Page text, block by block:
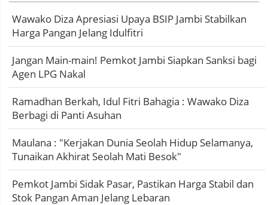
Wawako Diza Apresiasi Upaya BSIP Jambi Stabilkan
Harga Pangan Jelang Idulfitri
Jangan Main-main! Pemkot Jambi Siapkan Sanksi bagi
Agen LPG Nakal
Ramadhan Berkah, Idul Fitri Bahagia : Wawako Diza
Berbagi di Panti Asuhan
Maulana : "Kerjakan Dunia Seolah Hidup Selamanya,
Tunaikan Akhirat Seolah Mati Besok"
Pemkot Jambi Sidak Pasar, Pastikan Harga Stabil dan
Stok Pangan Aman Jelang Lebaran